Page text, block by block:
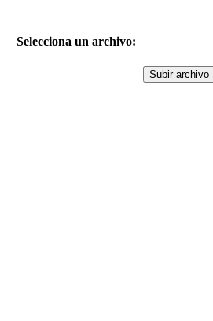
Selecciona un archivo: